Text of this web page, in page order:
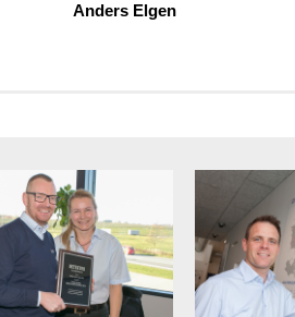
Anders Elgen